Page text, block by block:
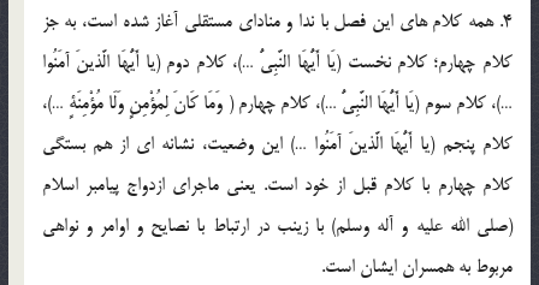
4. همه کلام هاي اين فصل با ندا و مناداي مستقلي آغاز شده است، به جز
کلام چهارم؛ کلام نخست (يَا أَيُّهَا النَّبِيُّ …)، کلام دوم (يا أَيُّهَا الَّذينَ آمَنُوا
…)، کلام سوم (يَا أَيُّهَا النَّبِيُّ …)، کلام چهارم ( وَمَا كَانَ لِمُؤْمِنٍ وَلَا مُؤْمِنَةٍ …)،
کلام پنجم (يا أَيُّهَا الَّذينَ آمَنُوا …) اين وضعيت، نشانه اي از هم بستگي
کلام چهارم با کلام قبل از خود است. يعني ماجراي ازدواج پيامبر اسلام
(صلي الله عليه و آله وسلم) با زينب در ارتباط با نصايح و اوامر و نواهي
مربوط به همسران ايشان است.